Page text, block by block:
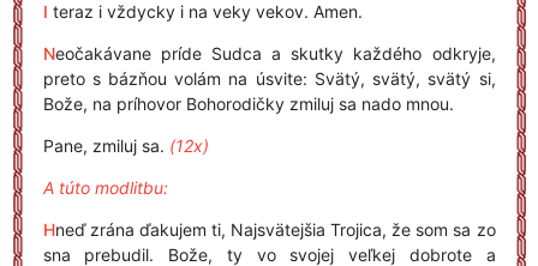
I teraz i vždycky i na veky vekov. Amen.
Neočakávane príde Sudca a skutky každého odkryje,
preto s bázňou volám na úsvite: Svätý, svätý, svätý si,
Bože, na príhovor Bohorodičky zmiluj sa nado mnou.
Pane, zmiluj sa. (12x)
A túto modlitbu:
Hneď zrána ďakujem ti, Najsvätejšia Trojica, že som sa zo
sna prebudil. Bože, ty vo svojej veľkej dobrote a